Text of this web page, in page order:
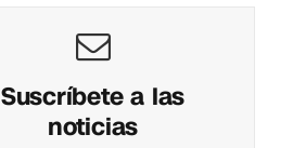
Suscríbete a las
noticias